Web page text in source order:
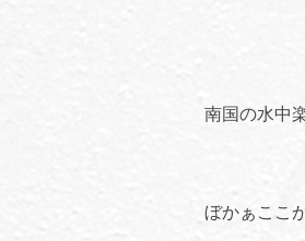
南国の水中
ぼかぁここ